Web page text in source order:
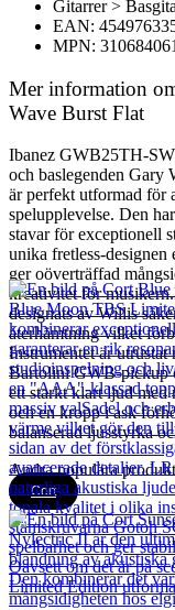
Gitarrer >
EAN:
MPN:
Mer information
Wave Burst Flat
Ibanez GWB25TH-
och baslegenden Gary
är perfekt utformad för
spelupplevelse. Den
stavar för exceptionell
unika fretless-
ger oöverträffad
kreativitet för
designats av Willis
återhämtning vilket
Instrumentet är
Bartolini GWB-pickup
ett starkt klart ljud med
och en kropp i ask
balanserad ljusstyrka
Andra populära
Cort